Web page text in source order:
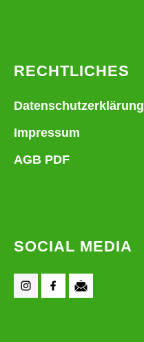
RECHTLICHES
Datenschutzerklärung
Impressum
AGB PDF
SOCIAL MEDIA